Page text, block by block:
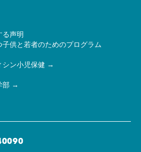
る声明
供と若者のためのプログラム
シン小児保健
部